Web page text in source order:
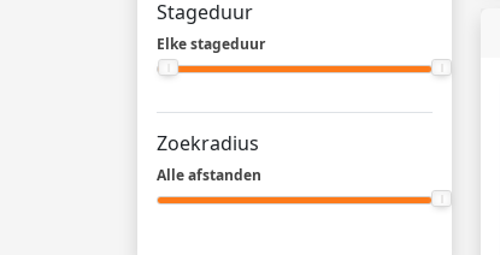
Stageduur
Elke stageduur
Zoekradius
Alle afstanden